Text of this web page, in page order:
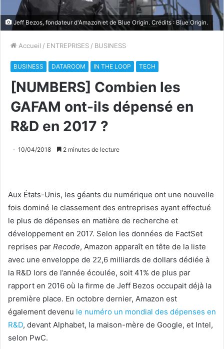
Jeff Bezos, fondateur d'Amazon et de Blue Origin. Crédits : Blue Origin.
Accueil / ENTREPRISES / BUSINESS
BUSINESS DATAROOM IN THE LOOP TECH
[NUMBERS] Combien les
GAFAM ont-ils dépensé en
R&D en 2017 ?
10/04/2018 2 minutes de lecture
Aux États-Unis, les géants du numérique ont une nouvelle
fois dominé le classement des entreprises ayant effectué
le plus de dépenses en matière de recherche et
développement en 2017. Selon les données de FactSet
reprises par Recode, Amazon apparaît en tête de la liste
avec une enveloppe de 22,6 milliards de dollars dédiée à
la R&D lors de l’année écoulée, soit 41% de plus par
rapport en 2016 où la firme de Jeff Bezos occupait déjà la
première place. En octobre dernier, Amazon est
également devenu le numéro un mondial des dépenses en
R&D, devant Alphabet, la maison-mère de Google, et Intel,
selon PwC.